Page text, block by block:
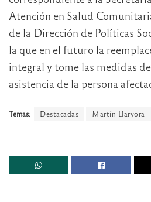
Atención en Salud
de la Dirección de Políticas
la que en el futuro la
integral y tome las medidas
asistencia de la persona
Temas: Destacadas Martín Llaryora